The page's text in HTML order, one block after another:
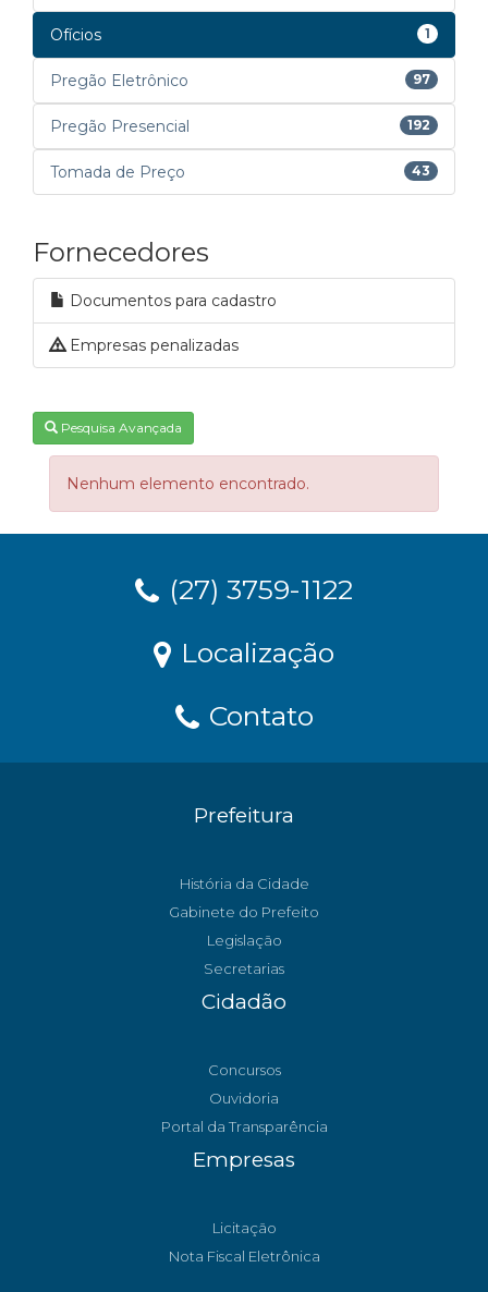
Ofícios 1
Pregão Eletrônico 97
Pregão Presencial 192
Tomada de Preço 43
Fornecedores
Documentos para cadastro
Empresas penalizadas
Pesquisa Avançada
Nenhum elemento encontrado.
(27) 3759-1122
Localização
Contato
Prefeitura
História da Cidade
Gabinete do Prefeito
Legislação
Secretarias
Cidadão
Concursos
Ouvidoria
Portal da Transparência
Empresas
Licitação
Nota Fiscal Eletrônica